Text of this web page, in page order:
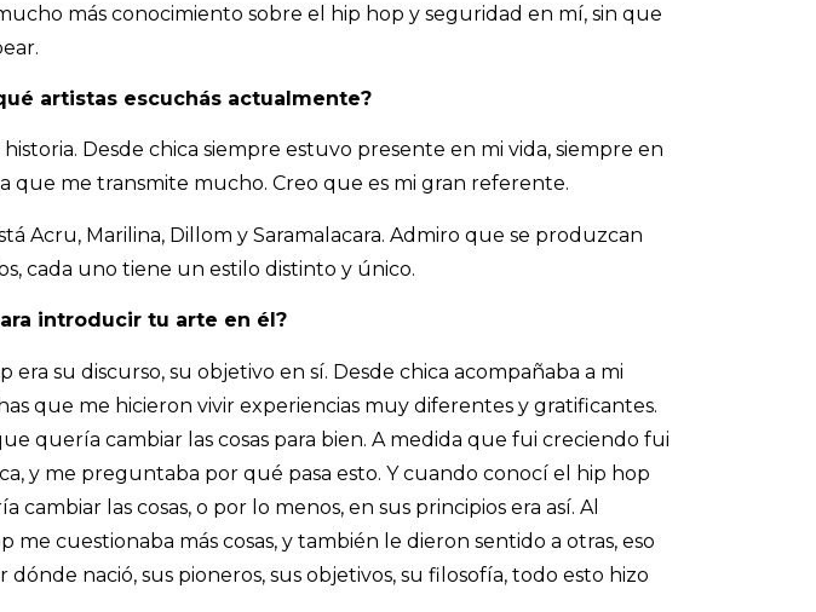
más conocimiento sobre el hip hop y seguridad en mí, sin que
artistas escuchás actualmente?
historia. Desde chica siempre estuvo presente en mi vida, siempre en
que me transmite mucho. Creo que es mi gran referente.
Acru, Marilina, Dillom y Saramalacara. Admiro que se produzcan
cada uno tiene un estilo distinto y único.
introducir tu arte en él?
su discurso, su objetivo en sí. Desde chica acompañaba a mi
que me hicieron vivir experiencias muy diferentes y gratificantes.
quería cambiar las cosas para bien. A medida que fui creciendo fui
y me preguntaba por qué pasa esto. Y cuando conocí el hip hop
las cosas, o por lo menos, en sus principios era así. Al
cuestionaba más cosas, y también le dieron sentido a otras, eso
nació, sus pioneros, sus objetivos, su filosofía, todo esto hizo